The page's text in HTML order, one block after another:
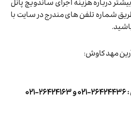
درباره هزینه اجرای ساندویچ پانل
طریق شماره تلفن های مندرج در سایت با
مهد کاوش: